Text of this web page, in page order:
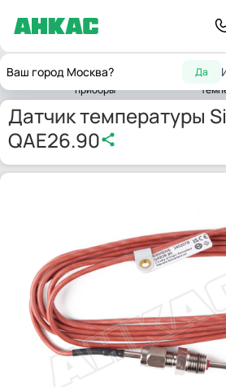
Ваш город Москва? Да
Главнаяизмерительные
приборы
Датчики
Датчик температуры
QAE26.90